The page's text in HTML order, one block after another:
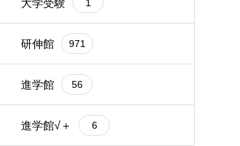
大学受験 1
研伸館 971
進学館 56
進学館√＋ 6